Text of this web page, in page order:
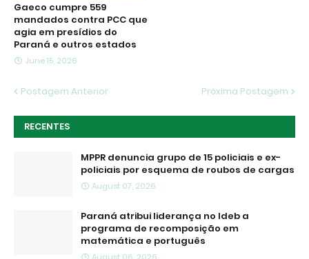
Gaeco cumpre 559
mandados contra PCC que
agia em presídios do
Paraná e outros estados
June 15, 2026
Postagem Anterior Próxima Postagem
RECENTES
MPPR denuncia grupo de 15 policiais e ex-
policiais por esquema de roubos de cargas
August 07, 2026
Paraná atribui liderança no Ideb a
programa de recomposição em
matemática e português